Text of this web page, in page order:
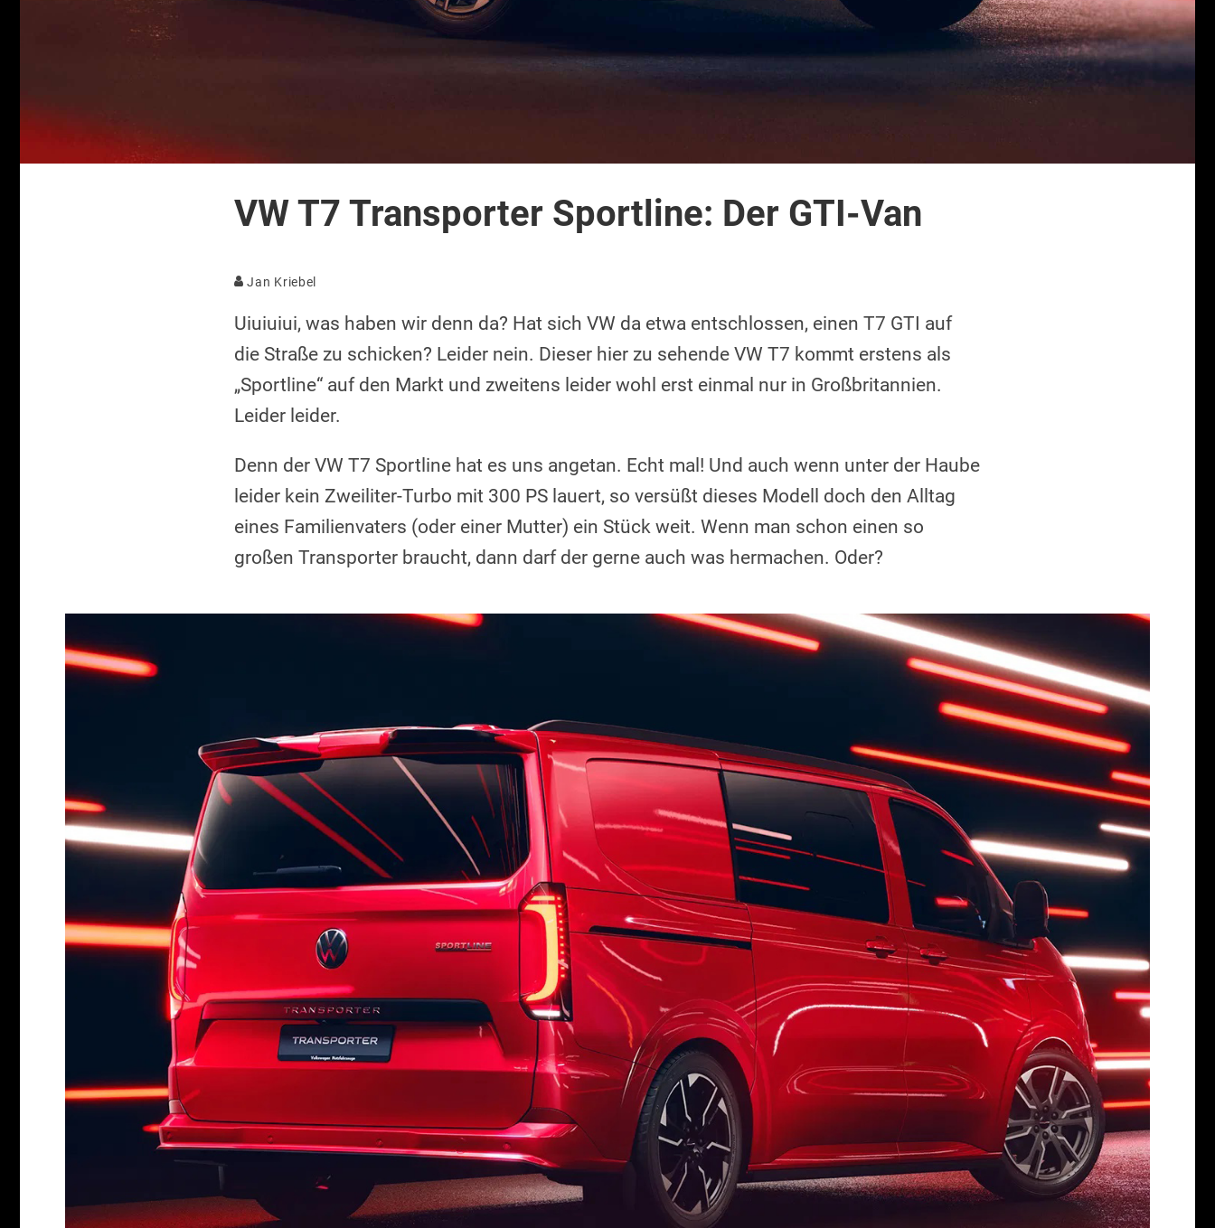
VW T7 Transporter Sportline: Der GTI-Van
Jan Kriebel
Uiuiuiui, was haben wir denn da? Hat sich VW da etwa entschlossen, einen T7 GTI auf
die Straße zu schicken? Leider nein. Dieser hier zu sehende VW T7 kommt erstens als
„Sportline“ auf den Markt und zweitens leider wohl erst einmal nur in Großbritannien.
Leider leider.
Denn der VW T7 Sportline hat es uns angetan. Echt mal! Und auch wenn unter der Haube
leider kein Zweiliter-Turbo mit 300 PS lauert, so versüßt dieses Modell doch den Alltag
eines Familienvaters (oder einer Mutter) ein Stück weit. Wenn man schon einen so
großen Transporter braucht, dann darf der gerne auch was hermachen. Oder?